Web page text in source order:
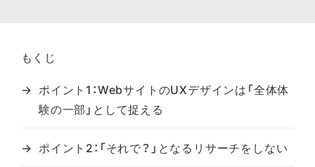
もくじ
ポイント1：WebサイトのUXデザインは「全体体
験の一部」として捉える
ポイント2：「それで？」となるリサーチをしない